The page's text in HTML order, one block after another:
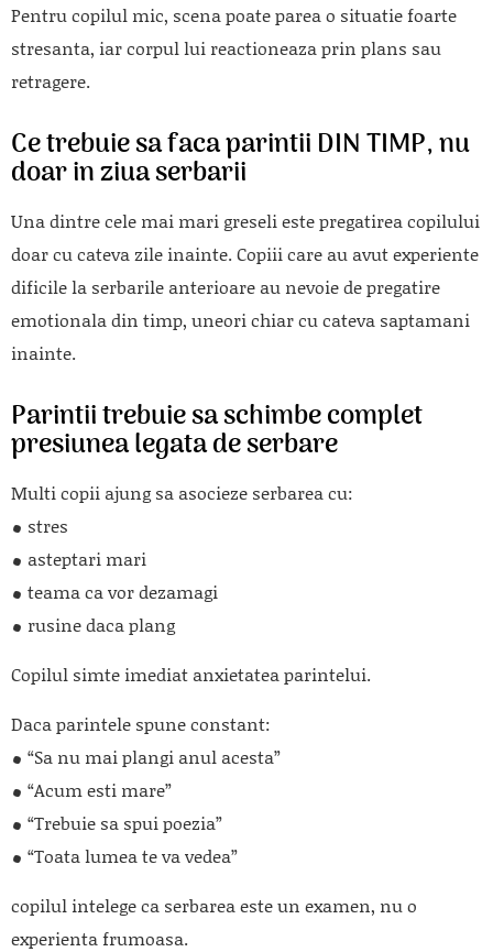
Pentru copilul mic, scena poate parea o situatie foarte
stresanta, iar corpul lui reactioneaza prin plans sau
retragere.
Ce trebuie sa faca parintii DIN TIMP, nu
doar in ziua serbarii
Una dintre cele mai mari greseli este pregatirea copilului
doar cu cateva zile inainte. Copiii care au avut experiente
dificile la serbarile anterioare au nevoie de pregatire
emotionala din timp, uneori chiar cu cateva saptamani
inainte.
Parintii trebuie sa schimbe complet
presiunea legata de serbare
Multi copii ajung sa asocieze serbarea cu:
stres
asteptari mari
teama ca vor dezamagi
rusine daca plang
Copilul simte imediat anxietatea parintelui.
Daca parintele spune constant:
“Sa nu mai plangi anul acesta”
“Acum esti mare”
“Trebuie sa spui poezia”
“Toata lumea te va vedea”
copilul intelege ca serbarea este un examen, nu o
experienta frumoasa.